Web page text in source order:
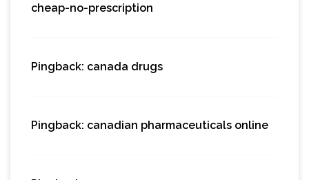
cheap-no-prescription
Pingback: canada drugs
Pingback: canadian pharmaceuticals online